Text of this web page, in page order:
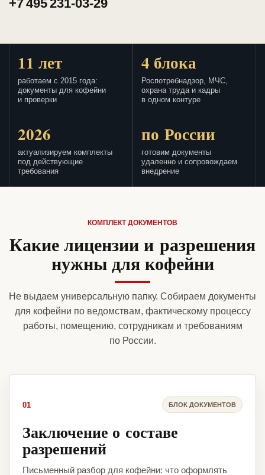
+7 495 231-03-29
11 лет
работаем с 2015 года:
документы для кофейни
и проверки
4 блока
Роспотребнадзор, МЧС,
охрана труда и кадры
в одном контуре
2026
актуализируем комплекты
под действующие
требования
по России
готовим документы
удаленно и сопровождаем
внедрение
КОМПЛЕКТ ДОКУМЕНТОВ
Какие лицензии и разрешения
нужны для кофейни
Не выдаем универсальную папку. Собираем документы
для кофейни по ведомствам, фактическому процессу
работы, помещению, сотрудникам и требованиям
по России.
01 БЛОК ДОКУМЕНТОВ
Заключение о составе
разрешений
Письменный разбор для кофейни: что оформлять